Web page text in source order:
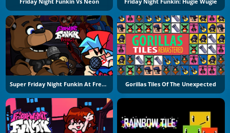
Friday Night Funkin Vs Neon Friday Night Funkin: Hugie Wugie
Super Friday Night Funkin At Freddys 2 Gorillas Tiles Of The Unexpected